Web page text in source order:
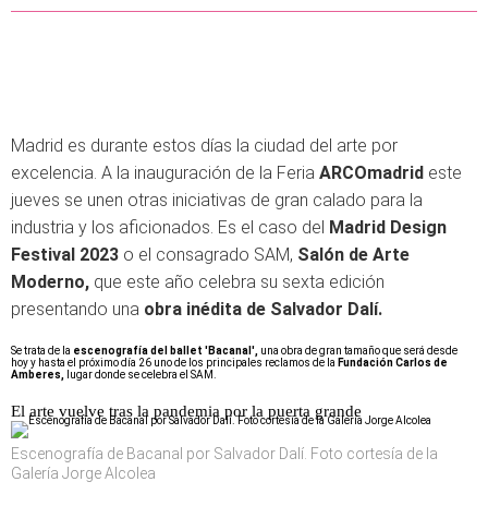
Madrid es durante estos días la ciudad del arte por
excelencia. A la inauguración de la Feria ARCOmadrid este
jueves se unen otras iniciativas de gran calado para la
industria y los aficionados. Es el caso del Madrid Design
Festival 2023 o el consagrado SAM, Salón de Arte
Moderno, que este año celebra su sexta edición
presentando una obra inédita de Salvador Dalí.
Se trata de la escenografía del ballet 'Bacanal', una obra de gran tamaño que será desde
hoy y hasta el próximo día 26 uno de los principales reclamos de la Fundación Carlos de
Amberes,
lugar donde se celebra el SAM.
El arte vuelve tras la pandemia por la puerta grande
Escenografía de Bacanal por Salvador Dalí. Foto cortesía de la
Galería Jorge Alcolea